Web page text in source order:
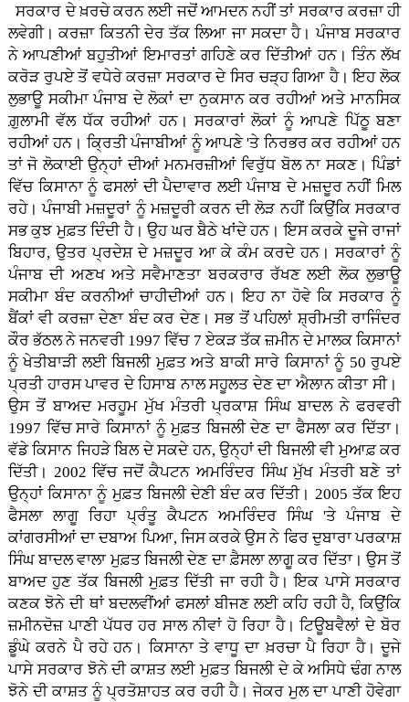
ਸਰਕਾਰ ਦੇ ਖ਼ਰਚੇ ਕਰਨ ਲਈ ਜਦੋਂ ਆਮਦਨ ਨਹੀਂ ਤਾਂ ਸਰਕਾਰ ਕਰਜ਼ਾ ਹੀ
ਲਵੇਗੀ। ਕਰਜ਼ਾ ਕਿਤਨੀ ਦੇਰ ਤੱਕ ਲਿਆ ਜਾ ਸਕਦਾ ਹੈ। ਪੰਜਾਬ ਸਰਕਾਰ
ਨੇ ਆਪਣੀਆਂ ਬਹੁਤੀਆਂ ਇਮਾਰਤਾਂ ਗਹਿਣੇ ਕਰ ਦਿੱਤੀਆਂ ਹਨ। ਤਿੰਨ ਲੱਖ
ਕਰੋੜ ਰੁਪਏ ਤੋਂ ਵਧੇਰੇ ਕਰਜ਼ਾ ਸਰਕਾਰ ਦੇ ਸਿਰ ਚੜ੍ਹ ਗਿਆ ਹੈ। ਇਹ ਲੋਕ
ਲੁਭਾਊ ਸਕੀਮਾ ਪੰਜਾਬ ਦੇ ਲੋਕਾਂ ਦਾ ਨੁਕਸਾਨ ਕਰ ਰਹੀਆਂ ਅਤੇ ਮਾਨਸਿਕ
ਗ਼ੁਲਾਮੀ ਵੱਲ ਧੱਕ ਰਹੀਆਂ ਹਨ। ਸਰਕਾਰਾਂ ਲੋਕਾਂ ਨੂੰ ਆਪਣੇ ਪਿੱਠੂ ਬਣਾ
ਰਹੀਆਂ ਹਨ। ਕ੍ਰਿਤੀ ਪੰਜਾਬੀਆਂ ਨੂੰ ਆਪਣੇ 'ਤੇ ਨਿਰਭਰ ਕਰ ਰਹੀਆਂ ਹਨ
ਤਾਂ ਜੋ ਲੋਕਾਈ ਉਨ੍ਹਾਂ ਦੀਆਂ ਮਨਮਰਜ਼ੀਆਂ ਵਿਰੁੱਧ ਬੋਲ ਨਾ ਸਕਣ। ਪਿੰਡਾਂ
ਵਿੱਚ ਕਿਸਾਨਾ ਨੂੰ ਫਸਲਾਂ ਦੀ ਪੈਦਾਵਾਰ ਲਈ ਪੰਜਾਬ ਦੇ ਮਜ਼ਦੂਰ ਨਹੀਂ ਮਿਲ
ਰਹੇ। ਪੰਜਾਬੀ ਮਜ਼ਦੂਰਾਂ ਨੂੰ ਮਜ਼ਦੂਰੀ ਕਰਨ ਦੀ ਲੋੜ ਨਹੀਂ ਕਿਉਂਕਿ ਸਰਕਾਰ
ਸਭ ਕੁਝ ਮੁਫ਼ਤ ਦਿੰਦੀ ਹੈ। ਉਹ ਘਰ ਬੈਠੇ ਖਾਂਦੇ ਹਨ। ਇਸ ਕਰਕੇ ਦੂਜੇ ਰਾਜਾਂ
ਬਿਹਾਰ, ਉਤਰ ਪ੍ਰਦੇਸ਼ ਦੇ ਮਜ਼ਦੂਰ ਆ ਕੇ ਕੰਮ ਕਰਦੇ ਹਨ। ਸਰਕਾਰਾਂ ਨੂੰ
ਪੰਜਾਬ ਦੀ ਅਣਖ ਅਤੇ ਸਵੈਮਾਣਤਾ ਬਰਕਰਾਰ ਰੱਖਣ ਲਈ ਲੋਕ ਲੁਭਾਊ
ਸਕੀਮਾ ਬੰਦ ਕਰਨੀਆਂ ਚਾਹੀਦੀਆਂ ਹਨ। ਇਹ ਨਾ ਹੋਵੇ ਕਿ ਸਰਕਾਰ ਨੂੰ
ਬੈਂਕਾਂ ਵੀ ਕਰਜ਼ਾ ਦੇਣਾ ਬੰਦ ਕਰ ਦੇਣ। ਸਭ ਤੋਂ ਪਹਿਲਾਂ ਸ਼੍ਰੀਮਤੀ ਰਾਜਿੰਦਰ
ਕੌਰ ਭੱਠਲ ਨੇ ਜਨਵਰੀ 1997 ਵਿੱਚ 7 ਏਕੜ ਤੱਕ ਜ਼ਮੀਨ ਦੇ ਮਾਲਕ ਕਿਸਾਨਾਂ
ਨੂੰ ਖੇਤੀਬਾੜੀ ਲਈ ਬਿਜਲੀ ਮੁਫ਼ਤ ਅਤੇ ਬਾਕੀ ਸਾਰੇ ਕਿਸਾਨਾਂ ਨੂੰ 50 ਰੁਪਏ
ਪ੍ਰਤੀ ਹਾਰਸ ਪਾਵਰ ਦੇ ਹਿਸਾਬ ਨਾਲ ਸਹੂਲਤ ਦੇਣ ਦਾ ਐਲਾਨ ਕੀਤਾ ਸੀ।
ਉਸ ਤੋਂ ਬਾਅਦ ਮਰਹੂਮ ਮੁੱਖ ਮੰਤਰੀ ਪ੍ਰਕਾਸ਼ ਸਿੰਘ ਬਾਦਲ ਨੇ ਫਰਵਰੀ
1997 ਵਿੱਚ ਸਾਰੇ ਕਿਸਾਨਾਂ ਨੂੰ ਮੁਫ਼ਤ ਬਿਜਲੀ ਦੇਣ ਦਾ ਫੈਸਲਾ ਕਰ ਦਿੱਤਾ।
ਵੱਡੇ ਕਿਸਾਨ ਜਿਹੜੇ ਬਿਲ ਦੇ ਸਕਦੇ ਹਨ, ਉਨ੍ਹਾਂ ਦੀ ਬਿਜਲੀ ਵੀ ਮੁਆਫ਼ ਕਰ
ਦਿੱਤੀ। 2002 ਵਿੱਚ ਜਦੋਂ ਕੈਪਟਨ ਅਮਰਿੰਦਰ ਸਿੰਘ ਮੁੱਖ ਮੰਤਰੀ ਬਣੇ ਤਾਂ
ਉਨ੍ਹਾਂ ਕਿਸਾਨਾ ਨੂੰ ਮੁਫ਼ਤ ਬਿਜਲੀ ਦੇਣੀ ਬੰਦ ਕਰ ਦਿੱਤੀ। 2005 ਤੱਕ ਇਹ
ਫੈਸਲਾ ਲਾਗੂ ਰਿਹਾ ਪ੍ਰੰਤੂ ਕੈਪਟਨ ਅਮਰਿੰਦਰ ਸਿੰਘ 'ਤੇ ਪੰਜਾਬ ਦੇ
ਕਾਂਗਰਸੀਆਂ ਦਾ ਦਬਾਅ ਪਿਆ, ਜਿਸ ਕਰਕੇ ਉਸ ਨੇ ਫਿਰ ਦੁਬਾਰਾ ਪਰਕਾਸ਼
ਸਿੰਘ ਬਾਦਲ ਵਾਲਾ ਮੁਫ਼ਤ ਬਿਜਲੀ ਦੇਣ ਦਾ ਫ਼ੈਸਲਾ ਲਾਗੂ ਕਰ ਦਿੱਤਾ। ਉਸ ਤੋਂ
ਬਾਅਦ ਹੁਣ ਤੱਕ ਬਿਜਲੀ ਮੁਫ਼ਤ ਦਿੱਤੀ ਜਾ ਰਹੀ ਹੈ। ਇਕ ਪਾਸੇ ਸਰਕਾਰ
ਕਣਕ ਝੋਨੇ ਦੀ ਥਾਂ ਬਦਲਵੀਂਆਂ ਫਸਲਾਂ ਬੀਜਣ ਲਈ ਕਹਿ ਰਹੀ ਹੈ, ਕਿਉਂਕਿ
ਜ਼ਮੀਨਦੋਜ਼ ਪਾਣੀ ਪੱਧਰ ਹਰ ਸਾਲ ਨੀਵਾਂ ਹੋ ਰਿਹਾ ਹੈ। ਟਿਊਬਵੈਲਾਂ ਦੇ ਬੋਰ
ਡੂੰਘੇ ਕਰਨੇ ਪੈ ਰਹੇ ਹਨ। ਕਿਸਾਨਾ ਤੇ ਵਾਧੂ ਦਾ ਖ਼ਰਚਾ ਪੈ ਰਿਹਾ ਹੈ। ਦੂਜੇ
ਪਾਸੇ ਸਰਕਾਰ ਝੋਨੇ ਦੀ ਕਾਸ਼ਤ ਲਈ ਮੁਫ਼ਤ ਬਿਜਲੀ ਦੇ ਕੇ ਅਸਿਧੇ ਢੰਗ ਨਾਲ
ਝੋਨੇ ਦੀ ਕਾਸ਼ਤ ਨੂੰ ਪ੍ਰਤੋਸ਼ਾਹਤ ਕਰ ਰਹੀ ਹੈ। ਜੇਕਰ ਮੁਲ ਦਾ ਪਾਣੀ ਹੋਵੇਗਾ